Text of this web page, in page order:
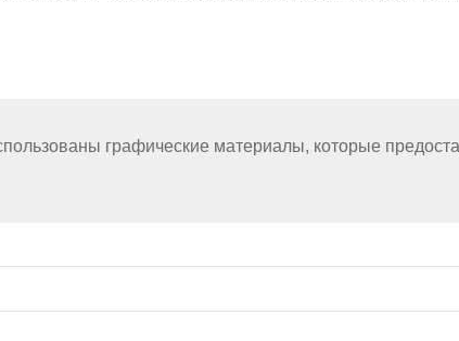
графические материалы, которые